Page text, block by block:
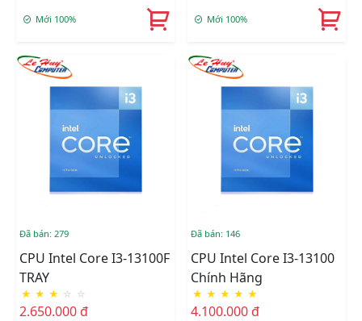
Mới 100% Mới 100%
Đã bán: 279
CPU Intel Core I3-13100F
TRAY
★ ★ ★ ☆ ☆
2.650.000 đ
Đã bán: 146
CPU Intel Core I3-13100
Chính Hãng
★ ★ ★ ★ ★
4.100.000 đ